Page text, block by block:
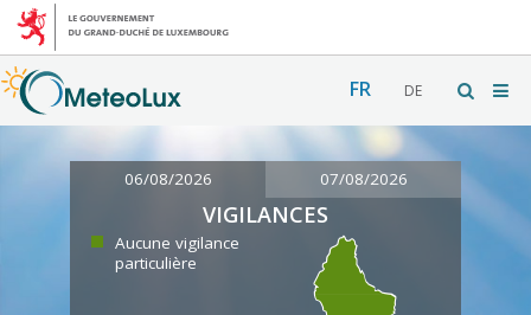
FR DE
06/08/2026 07/08/2026
VIGILANCES
Aucune vigilance
particulière